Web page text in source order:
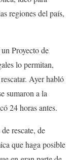
regiones del país,
Proyecto de
lo permitan,
Ayer habló
sumaron a la
24 horas antes.
rescate, de
que haga posible